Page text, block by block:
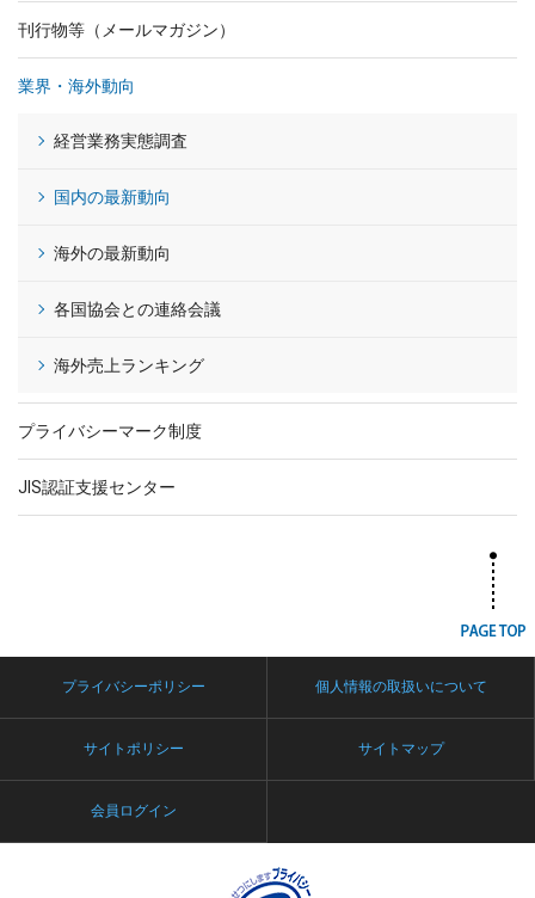
刊行物等（メールマガジン）
業界・海外動向
経営業務実態調査
国内の最新動向
海外の最新動向
各国協会との連絡会議
海外売上ランキング
プライバシーマーク制度
JIS認証支援センター
プライバシーポリシー 個人情報の取扱いについて
サイトポリシー サイトマップ
会員ログイン